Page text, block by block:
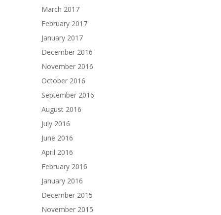
March 2017
February 2017
January 2017
December 2016
November 2016
October 2016
September 2016
August 2016
July 2016
June 2016
April 2016
February 2016
January 2016
December 2015
November 2015